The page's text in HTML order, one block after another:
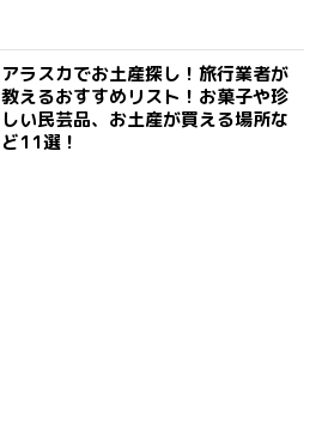
アラスカでお土産探し！旅行業者が
教えるおすすめリスト！お菓子や珍
しい民芸品、お土産が買える場所な
ど11選！